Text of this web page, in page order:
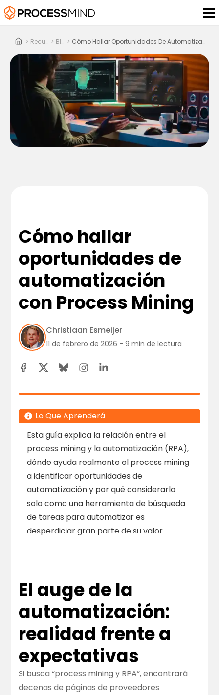
> Recursos > Blog > Cómo Hallar Oportunidades De Automatización Con Process Mining
Cómo hallar
oportunidades de
automatización
con Process Mining
Christiaan Esmeijer
11 de febrero de 2026 - 9 min de lectura
Lo Que Aprenderá
Esta guía explica la relación entre el
process mining y la automatización (RPA),
dónde ayuda realmente el process mining
a identificar oportunidades de
automatización y por qué considerarlo
solo como una herramienta de búsqueda
de tareas para automatizar es
desperdiciar gran parte de su valor.
El auge de la
automatización:
realidad frente a
expectativas
Si busca “process mining y RPA”, encontrará
decenas de páginas de proveedores